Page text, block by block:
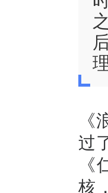
过
核